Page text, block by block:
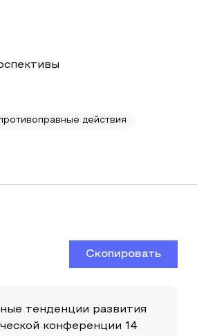
действия
Скопировать
тенденции развития
конференции 14